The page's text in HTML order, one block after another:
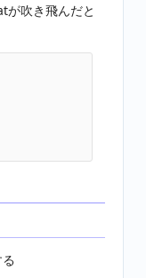
吹き飛んだと